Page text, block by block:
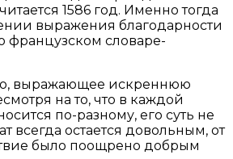
1586 год. Именно тогда
выражения благодарности
французском словаре-
выражающее искреннюю
на то, что в каждой
по-разному, его суть не
всегда остается довольным, от
было поощрено добрым